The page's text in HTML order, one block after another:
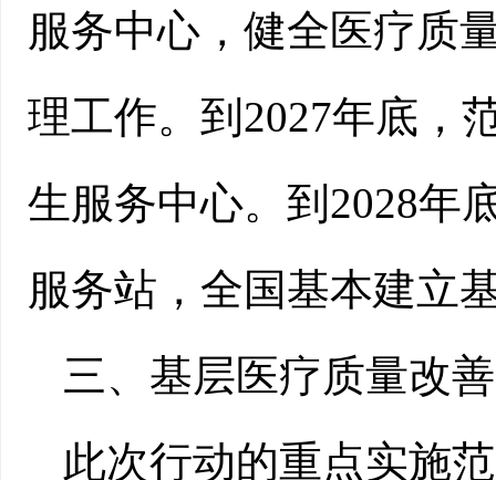
服务中心，健全医疗质
理工作。到2027年底，
生服务中心。到2028年
服务站，全国基本建立
三、基层医疗质量改
此次行动的重点实施